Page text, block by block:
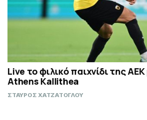
Live το φιλικό παιχνίδι της
Athens Kallithea
ΣΤΑΥΡΟΣ ΧΑΤΖΑΤΟΓΛΟΥ